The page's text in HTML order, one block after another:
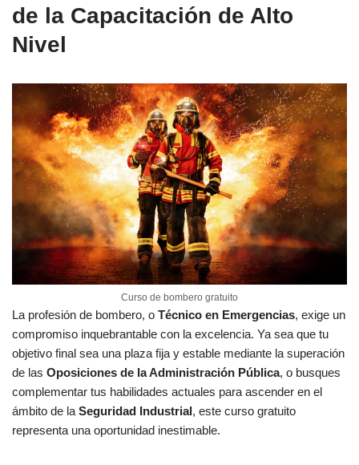
de la Capacitación de Alto
Nivel
Curso de bombero gratuito
La profesión de bombero, o Técnico en Emergencias, exige un
compromiso inquebrantable con la excelencia. Ya sea que tu
objetivo final sea una plaza fija y estable mediante la superación
de las Oposiciones de la Administración Pública, o busques
complementar tus habilidades actuales para ascender en el
ámbito de la Seguridad Industrial, este curso gratuito
representa una oportunidad inestimable.